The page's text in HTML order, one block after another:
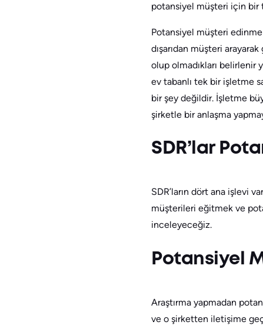
potansiyel müşteri için bir
Potansiyel müşteri
dışarıdan müşteri
olup olmadıkları belirlenir
ev tabanlı tek bir işletme
bir şey değildir. İşletme
şirketle bir anlaşma
SDR’lar
SDR’ların dört ana işlevi
müşterileri eğitmek ve
inceleyeceğiz.
Potansiyel
Araştırma yapmadan
ve o şirketten iletişime